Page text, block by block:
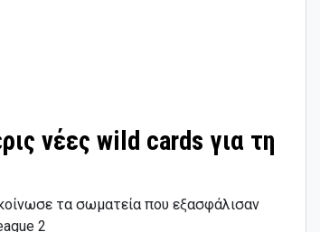
νέες wild cards για τη
τα σωματεία που εξασφάλισαν
2